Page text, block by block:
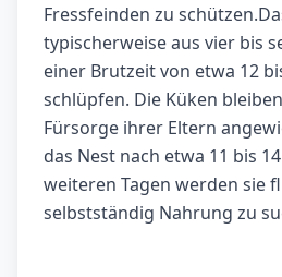
Fressfeinden zu
typischerweise aus vier bis
einer Brutzeit von etwa 12
schlüpfen. Die Küken
Fürsorge ihrer Eltern
das Nest nach etwa 11 bis
weiteren Tagen werden sie
selbstständig Nahrung zu